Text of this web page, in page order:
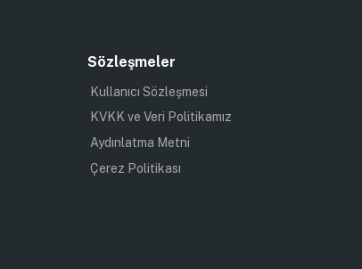
Sözleşmeler
Kullanıcı Sözleşmesi
KVKK ve Veri Politikamız
Aydınlatma Metni
Çerez Politikası